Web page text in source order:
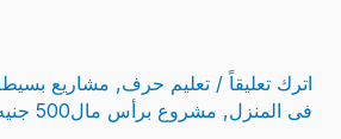
اترك تعليقاً / تعليم حرف, مشاريع
فى المنزل, مشروع برأس مال500 جنيه
مشروع
فى